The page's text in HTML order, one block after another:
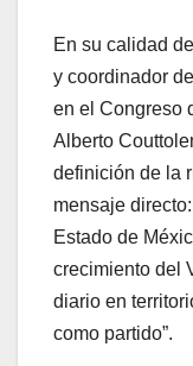
En su calidad
y coordinador
en el Congreso
Alberto
definición de la
mensaje
Estado de
crecimiento del
diario en
como partido”.